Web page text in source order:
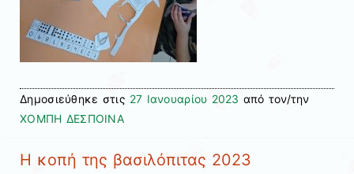
Δημοσιεύθηκε στις 27 Ιανουαρίου 2023 από τον/την
ΧΟΜΠΗ ΔΕΣΠΟΙΝΑ
Η κοπή της βασιλόπιτας 2023